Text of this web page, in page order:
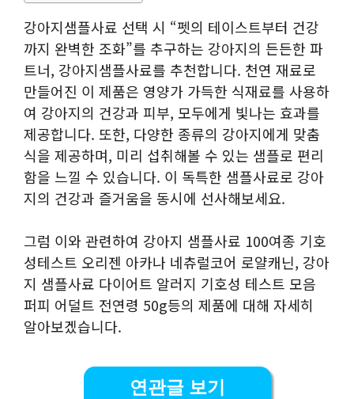
강아지샘플사료 선택 시 “펫의 테이스트부터 건강
까지 완벽한 조화”를 추구하는 강아지의 든든한 파
트너, 강아지샘플사료를 추천합니다. 천연 재료로
만들어진 이 제품은 영양가 가득한 식재료를 사용하
여 강아지의 건강과 피부, 모두에게 빛나는 효과를
제공합니다. 또한, 다양한 종류의 강아지에게 맞춤
식을 제공하며, 미리 섭취해볼 수 있는 샘플로 편리
함을 느낄 수 있습니다. 이 독특한 샘플사료로 강아
지의 건강과 즐거움을 동시에 선사해보세요.
그럼 이와 관련하여 강아지 샘플사료 100여종 기호
성테스트 오리젠 아카나 네츄럴코어 로얄캐닌, 강아
지 샘플사료 다이어트 알러지 기호성 테스트 모음
퍼피 어덜트 전연령 50g등의 제품에 대해 자세히
알아보겠습니다.
연관글 보기